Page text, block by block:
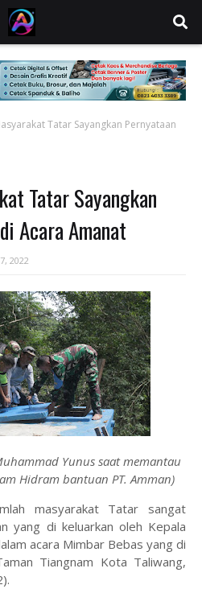
Tatar Sayangkan Pernyataan
Tatar Sayangkan
Acara Amanat
2022
Yunus saat memantau
Hidram bantuan PT. Amman)
masyarakat Tatar sangat
yang di keluarkan oleh Kepala
acara Mimbar Bebas yang di
Tiangnam Kota Taliwang,